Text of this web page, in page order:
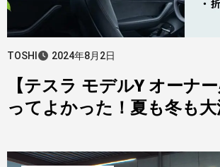
TOSHI 2024年8月2日
【テスラ モデルY オーナ
ってよかった！夏も冬も大